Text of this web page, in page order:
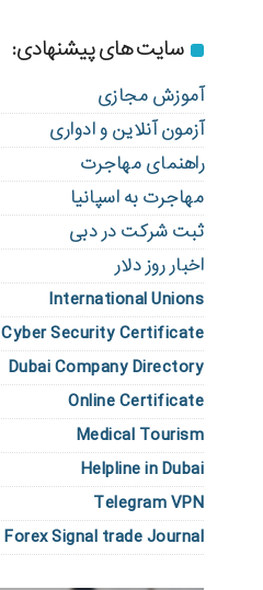
سایت های پیشنهادی:
آموزش مجازی
آزمون آنلاین و ادواری
راهنمای مهاجرت
مهاجرت به اسپانیا
ثبت شرکت در دبی
اخبار روز دلار
International Unions
Cyber Security Certificate
Dubai Company Directory
Online Certificate
Medical Tourism
Helpline in Dubai
Telegram VPN
Forex Signal trade Journal